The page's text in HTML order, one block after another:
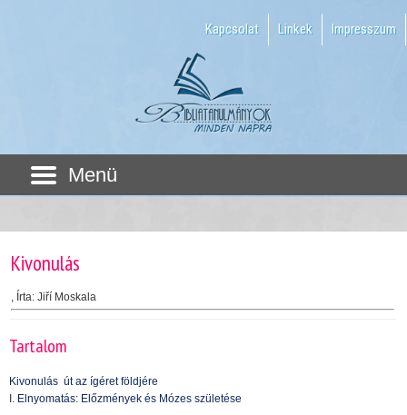
Kapcsolat Linkek Impresszum
Menü
Kivonulás
, Írta: Jiří Moskala
Tartalom
Kivonulás  út az ígéret földjére
I. Elnyomatás: Előzmények és Mózes születése